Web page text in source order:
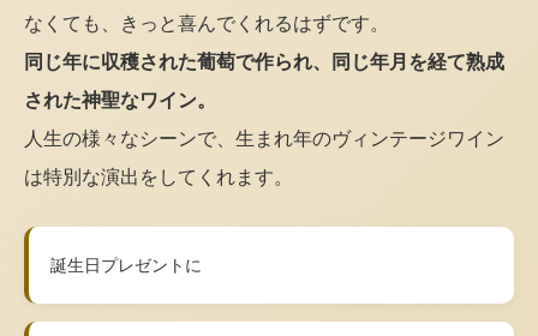
なくても、きっと喜んでくれるはずです。
同じ年に収穫された葡萄で作られ、同じ年月を経て熟成
された神聖なワイン。
人生の様々なシーンで、生まれ年のヴィンテージワイン
は特別な演出をしてくれます。
誕生日プレゼントに